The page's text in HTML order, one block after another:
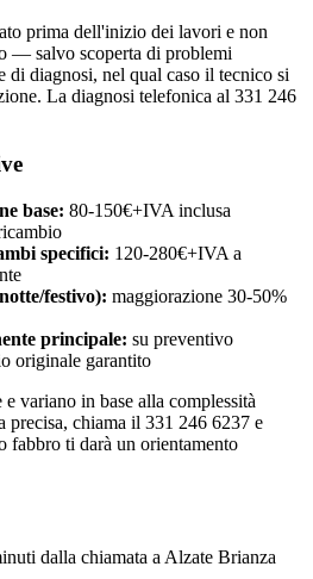
prima dell'inizio dei lavori e non
— salvo scoperta di problemi
diagnosi, nel qual caso il tecnico si
La diagnosi telefonica al 331 246
base: 80-150€+IVA inclusa
specifici: 120-280€+IVA a
festivo): maggiorazione 30-50%
principale: su preventivo
originale garantito
variano in base alla complessità
precisa, chiama il 331 246 6237 e
fabbro ti darà un orientamento
dalla chiamata a Alzate Brianza